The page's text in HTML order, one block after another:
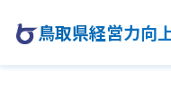
鳥取県経営力向